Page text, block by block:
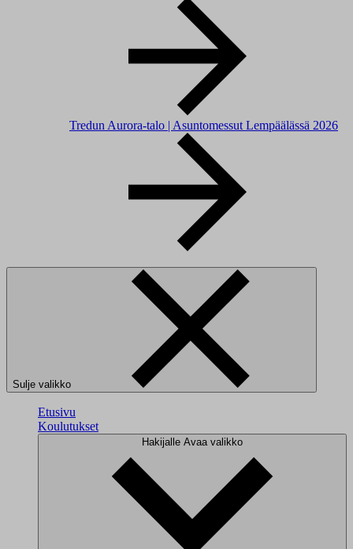
Tredun Aurora-talo | Asuntomessut Lempäälässä 2026
Sulje valikko
Etusivu
Koulutukset
Hakijalle Avaa valikko